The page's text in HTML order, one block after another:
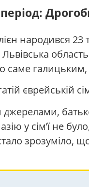
народився 23
Львівська
саме
єврейській
джерелами,
у сім’ї не
зрозуміло,